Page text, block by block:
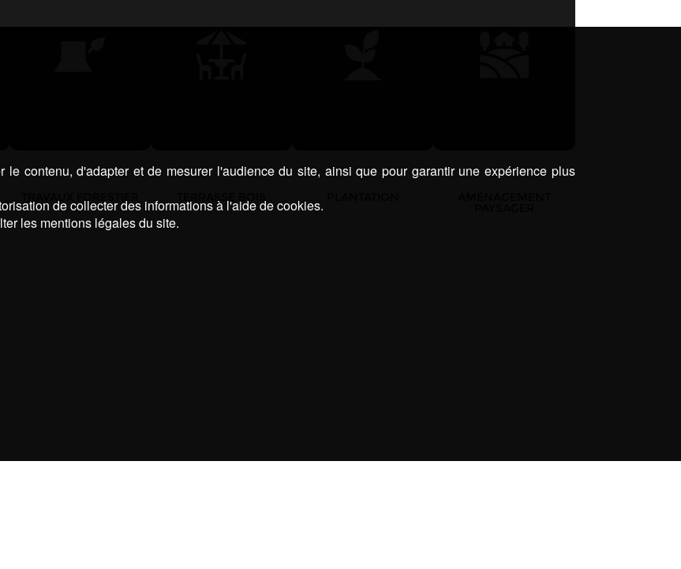
contenu, d'adapter et de mesurer l'audience du site, ainsi que pour garantir une expérience plus
de collecter des informations à l'aide de cookies.
les mentions légales du site.